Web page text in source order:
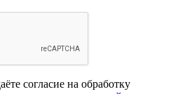
согласие на обработку